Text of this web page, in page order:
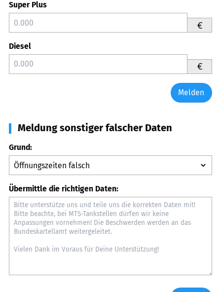
Super Plus
€
Diesel
€
Melden
Meldung sonstiger falscher Daten
Grund:
Übermittle die richtigen Daten: